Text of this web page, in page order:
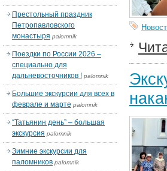
Престольный праздник
Петропавловского
монастыря palomnik
Поездки по России 2026 –
специально для
дальневосточников ! palomnik
Большие экскурсии для всех в
феврале и марте palomnik
“Татьянин день” – большая
экскурсия palomnik
Зимние экскурсии для
паломников palomnik